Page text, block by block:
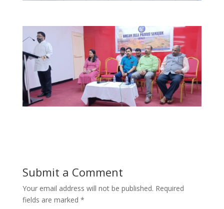
Submit a Comment
Your email address will not be published. Required
fields are marked *